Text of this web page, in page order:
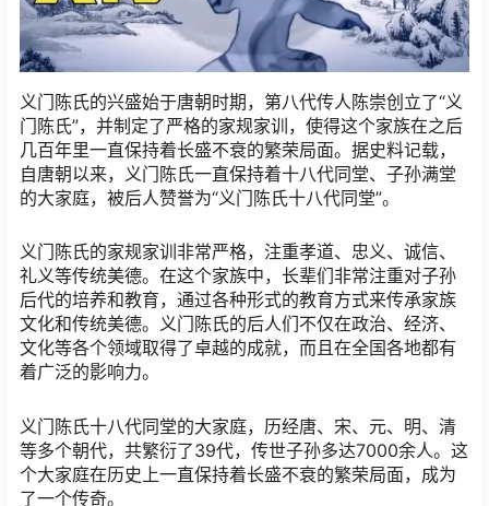
义门陈氏的兴盛始于唐朝时期，第八代传人陈崇创立了“义
门陈氏”，并制定了严格的家规家训，使得这个家族在之后
几百年里一直保持着长盛不衰的繁荣局面。据史料记载，
自唐朝以来，义门陈氏一直保持着十八代同堂、子孙满堂
的大家庭，被后人赞誉为“义门陈氏十八代同堂”。
义门陈氏的家规家训非常严格，注重孝道、忠义、诚信、
礼义等传统美德。在这个家族中，长辈们非常注重对子孙
后代的培养和教育，通过各种形式的教育方式来传承家族
文化和传统美德。义门陈氏的后人们不仅在政治、经济、
文化等各个领域取得了卓越的成就，而且在全国各地都有
着广泛的影响力。
义门陈氏十八代同堂的大家庭，历经唐、宋、元、明、清
等多个朝代，共繁衍了39代，传世子孙多达7000余人。这
个大家庭在历史上一直保持着长盛不衰的繁荣局面，成为
了一个传奇。